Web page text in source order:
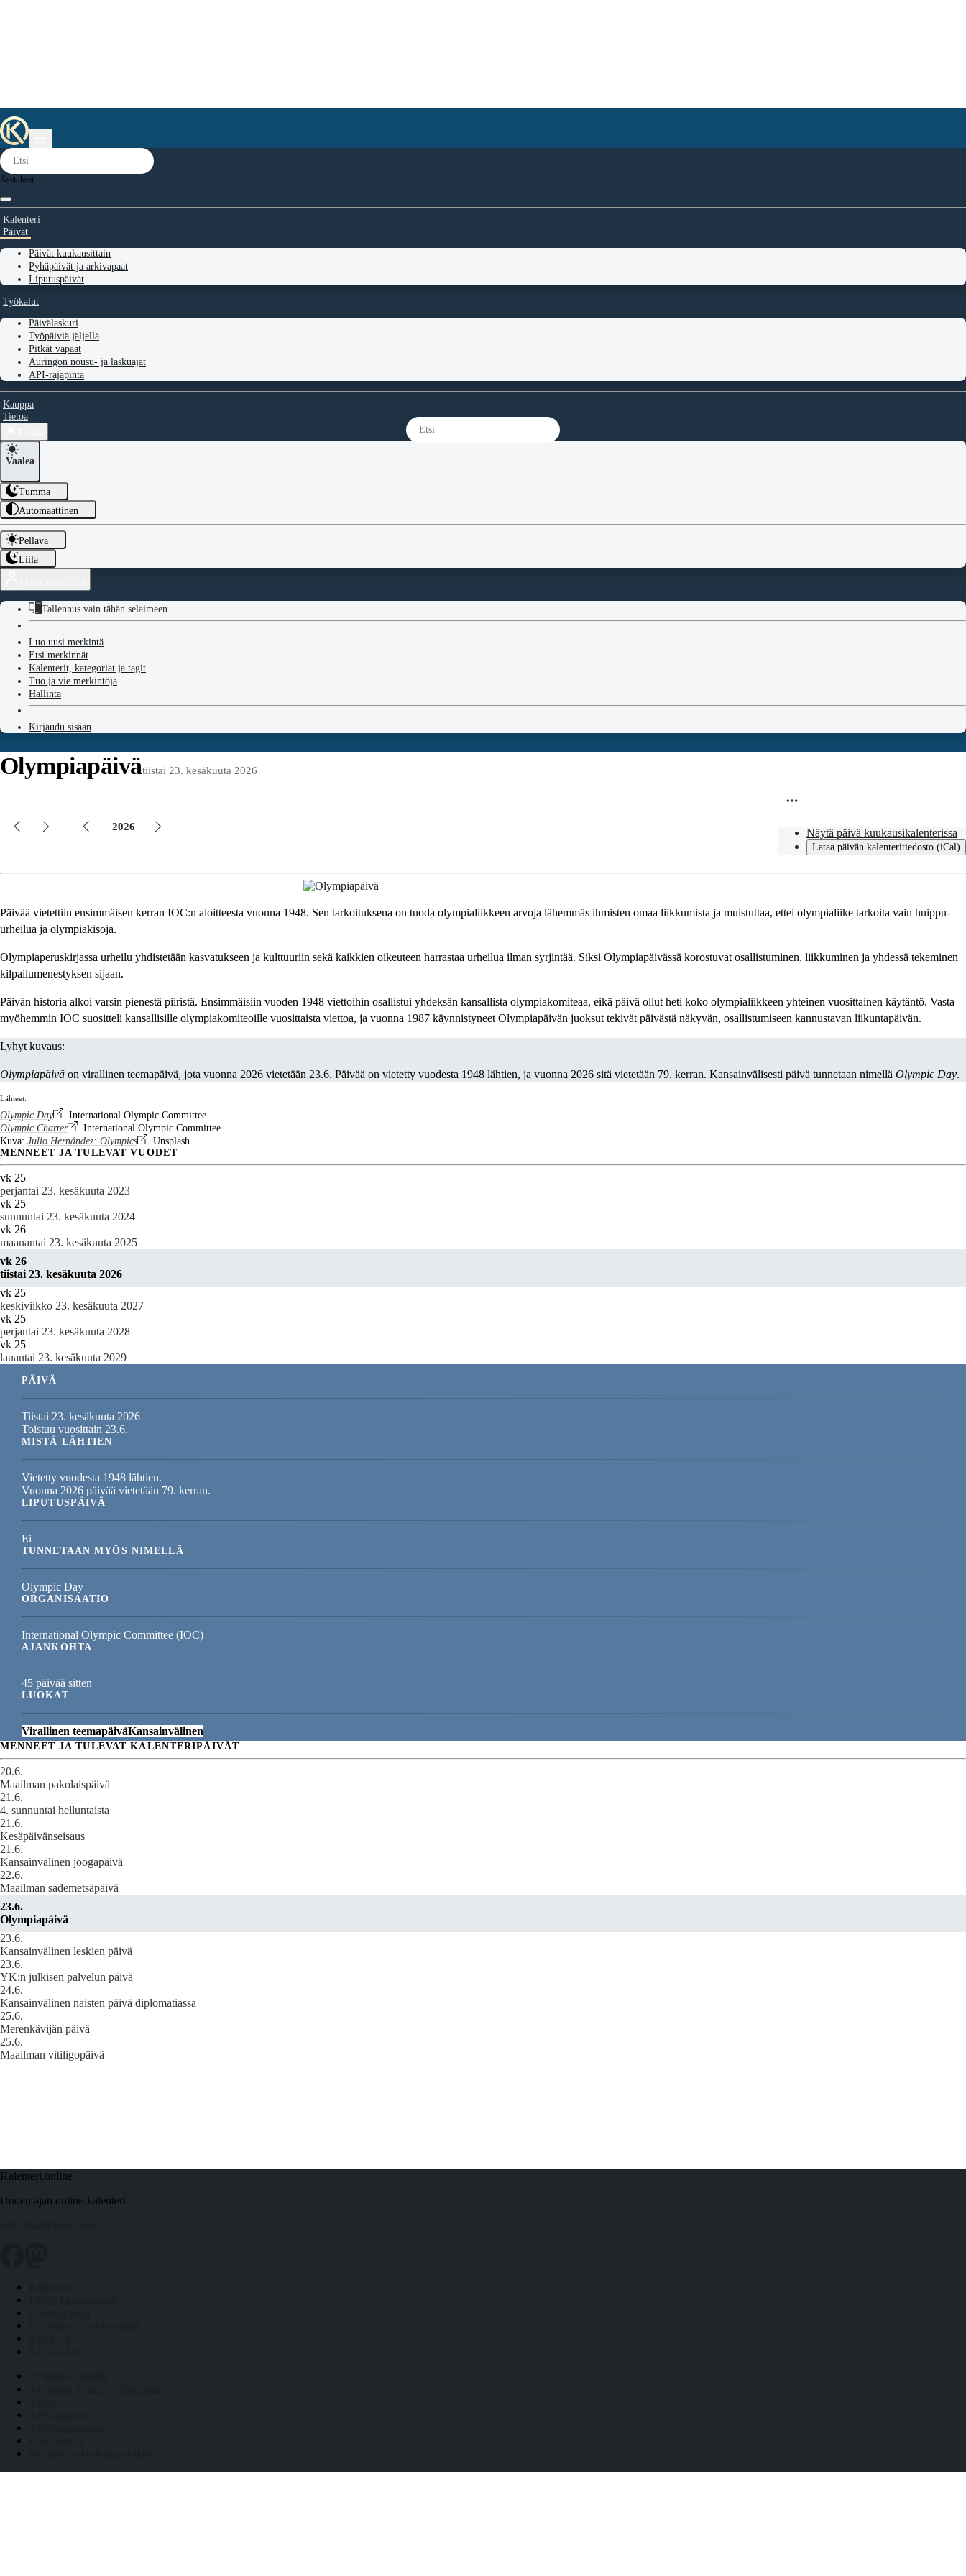
Asetukset
Kalenteri
Päivät
Päivät kuukausittain
Pyhäpäivät ja arkivapaat
Liputuspäivät
Työkalut
Päivälaskuri
Työpäiviä jäljellä
Pitkät vapaat
Auringon nousu- ja laskuajat
API-rajapinta
Kauppa
Tietoa
Vaalea
Tumma
Automaattinen
Pellava
Liila
Tallennus vain tähän selaimeen
Luo uusi merkintä
Etsi merkinnät
Kalenterit, kategoriat ja tagit
Tuo ja vie merkintöjä
Hallinta
Kirjaudu sisään
Olympiapäivätiistai 23. kesäkuuta 2026
2026
Näytä päivä kuukausikalenterissa
Lataa päivän kalenteritiedosto (iCal)
Päivää vietettiin ensimmäisen kerran IOC:n aloitteesta vuonna 1948. Sen tarkoituksena on tuoda olympialiikkeen arvoja lähemmäs ihmisten omaa liikkumista ja muistuttaa, ettei olympialiike tarkoita vain huippu-
urheilua ja olympiakisoja.
Olympiaperuskirjassa urheilu yhdistetään kasvatukseen ja kulttuuriin sekä kaikkien oikeuteen harrastaa urheilua ilman syrjintää. Siksi Olympiapäivässä korostuvat osallistuminen, liikkuminen ja yhdessä tekeminen
kilpailumenestyksen sijaan.
Päivän historia alkoi varsin pienestä piiristä. Ensimmäisiin vuoden 1948 viettoihin osallistui yhdeksän kansallista olympiakomiteaa, eikä päivä ollut heti koko olympialiikkeen yhteinen vuosittainen käytäntö. Vasta
myöhemmin IOC suositteli kansallisille olympiakomiteoille vuosittaista viettoa, ja vuonna 1987 käynnistyneet Olympiapäivän juoksut tekivät päivästä näkyvän, osallistumiseen kannustavan liikuntapäivän.
Lyhyt kuvaus:
Olympiapäivä on virallinen teemapäivä, jota vuonna 2026 vietetään 23.6. Päivää on vietetty vuodesta 1948 lähtien, ja vuonna 2026 sitä vietetään 79. kerran. Kansainvälisesti päivä tunnetaan nimellä Olympic Day.
Lähteet:
Olympic Day
. International Olympic Committee.
Olympic Charter
. International Olympic Committee.
Kuva: Julio Hernández: Olympics . Unsplash.
MENNEET JA TULEVAT VUODET
vk 25
perjantai 23. kesäkuuta 2023
vk 25
sunnuntai 23. kesäkuuta 2024
vk 26
maanantai 23. kesäkuuta 2025
vk 26
tiistai 23. kesäkuuta 2026
vk 25
keskiviikko 23. kesäkuuta 2027
vk 25
perjantai 23. kesäkuuta 2028
vk 25
lauantai 23. kesäkuuta 2029
PÄIVÄ
Tiistai 23. kesäkuuta 2026
Toistuu vuosittain 23.6.
MISTÄ LÄHTIEN
Vietetty vuodesta 1948 lähtien.
Vuonna 2026 päivää vietetään 79. kerran.
LIPUTUSPÄIVÄ
Ei
TUNNETAAN MYÖS NIMELLÄ
Olympic Day
ORGANISAATIO
International Olympic Committee (IOC)
AJANKOHTA
45 päivää sitten
LUOKAT
Virallinen teemapäiväKansainvälinen
MENNEET JA TULEVAT KALENTERIPÄIVÄT
20.6.
Maailman pakolaispäivä
21.6.
4. sunnuntai helluntaista
21.6.
Kesäpäivänseisaus
21.6.
Kansainvälinen joogapäivä
22.6.
Maailman sademetsäpäivä
23.6.
Olympiapäivä
23.6.
Kansainvälinen leskien päivä
23.6.
YK:n julkisen palvelun päivä
24.6.
Kansainvälinen naisten päivä diplomatiassa
25.6.
Merenkävijän päivä
25.6.
Maailman vitiligopäivä
Kalenteri.online
Uuden ajan online-kalenteri